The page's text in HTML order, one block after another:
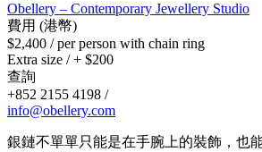
Obellery – Contemporary Jewellery Studio
費用 (港幣)
$2,400 / per person with chain ring
Extra size / + $200
查詢
+852 2155 4198 /
info@obellery.com
銀鏈不單單只能是在手腕上的裝飾，也